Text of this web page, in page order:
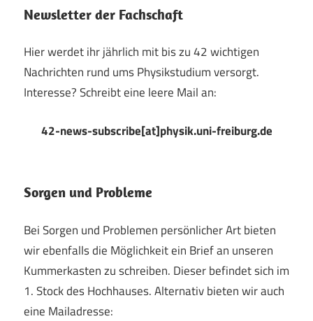
Newsletter der Fachschaft
Hier werdet ihr jährlich mit bis zu 42 wichtigen
Nachrichten rund ums Physikstudium versorgt.
Interesse? Schreibt eine leere Mail an:
42-news-subscribe[at]physik.uni-freiburg.de
Sorgen und Probleme
Bei Sorgen und Problemen persönlicher Art bieten
wir ebenfalls die Möglichkeit ein Brief an unseren
Kummerkasten zu schreiben. Dieser befindet sich im
1. Stock des Hochhauses. Alternativ bieten wir auch
eine Mailadresse: